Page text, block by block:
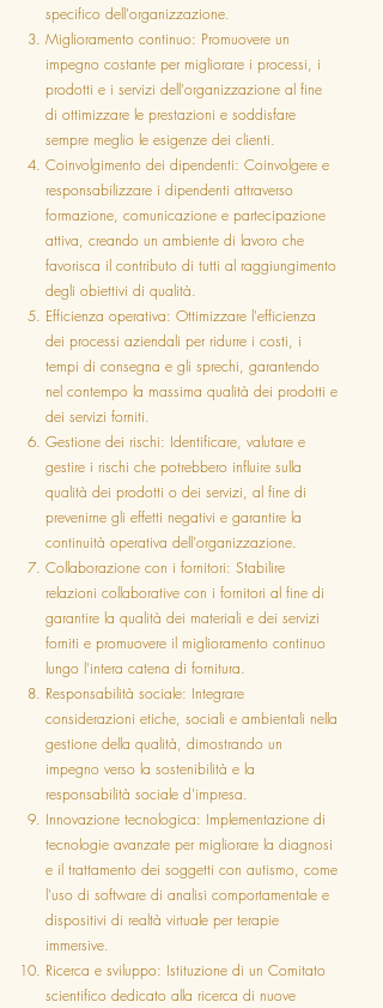
specifico dell'organizzazione.
Miglioramento continuo: Promuovere un
impegno costante per migliorare i processi, i
prodotti e i servizi dell'organizzazione al fine
di ottimizzare le prestazioni e soddisfare
sempre meglio le esigenze dei clienti.
Coinvolgimento dei dipendenti: Coinvolgere e
responsabilizzare i dipendenti attraverso
formazione, comunicazione e partecipazione
attiva, creando un ambiente di lavoro che
favorisca il contributo di tutti al raggiungimento
degli obiettivi di qualità.
Efficienza operativa: Ottimizzare l'efficienza
dei processi aziendali per ridurre i costi, i
tempi di consegna e gli sprechi, garantendo
nel contempo la massima qualità dei prodotti e
dei servizi forniti.
Gestione dei rischi: Identificare, valutare e
gestire i rischi che potrebbero influire sulla
qualità dei prodotti o dei servizi, al fine di
prevenirne gli effetti negativi e garantire la
continuità operativa dell'organizzazione.
Collaborazione con i fornitori: Stabilire
relazioni collaborative con i fornitori al fine di
garantire la qualità dei materiali e dei servizi
forniti e promuovere il miglioramento continuo
lungo l'intera catena di fornitura.
Responsabilità sociale: Integrare
considerazioni etiche, sociali e ambientali nella
gestione della qualità, dimostrando un
impegno verso la sostenibilità e la
responsabilità sociale d'impresa.
Innovazione tecnologica: Implementazione di
tecnologie avanzate per migliorare la diagnosi
e il trattamento dei soggetti con autismo, come
l'uso di software di analisi comportamentale e
dispositivi di realtà virtuale per terapie
immersive.
Ricerca e sviluppo: Istituzione di un Comitato
scientifico dedicato alla ricerca di nuove